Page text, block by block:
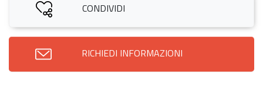
CONDIVIDI
RICHIEDI INFORMAZIONI